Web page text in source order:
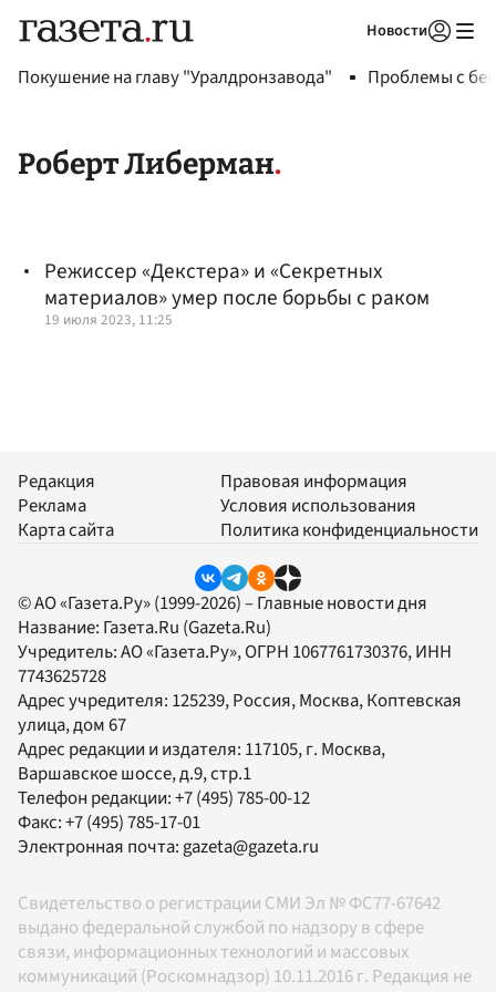
Новости
Покушение на главу "Уралдронзавода" Проблемы с
Роберт Либерман
Режиссер «Декстера» и «Секретных
материалов» умер после борьбы с раком
19 июля 2023, 11:25
Редакция
Реклама
Карта сайта
Правовая информация
Условия использования
Политика конфиденциальности
© АО «Газета.Ру» (1999-2026) – Главные новости дня
Название: Газета.Ru (Gazeta.Ru)
Учредитель:АО «Газета.Ру», ОГРН 1067761730376, ИНН
7743625728
Адрес учредителя: 125239, Россия, Москва, Коптевская
улица, дом 67
Адрес редакции и издателя: 117105, г. Москва,
Варшавское шоссе, д.9, стр.1
Телефон редакции:+7 (495) 785-00-12
Факс:+7 (495) 785-17-01
Электронная почта:gazeta@gazeta.ru
Свидетельство о регистрации СМИ Эл № ФС77-67642
выдано федеральной службой по надзору в сфере
связи, информационных технологий и массовых
коммуникаций (Роскомнадзор) 10.11.2016 г. Редакция не